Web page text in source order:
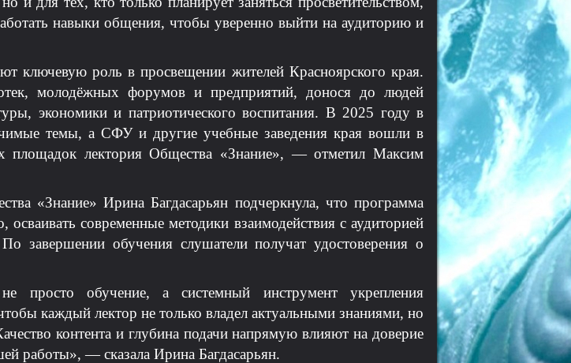
навыки общения, чтобы уверенно выйти на аудиторию и
ключевую роль в просвещении жителей Красноярского края.
молодёжных форумов и предприятий, донося до людей
экономики и патриотического воспитания. В 2025 году в
темы, а СФУ и другие учебные заведения края вошли в
площадок лектория Общества «Знание», — отметил Максим
«Знание» Ирина Багдасарьян подчеркнула, что программа
осваивать современные методики взаимодействия с аудиторией
завершении обучения слушатели получат удостоверения о
обучение, а системный инструмент укрепления
каждый лектор не только владел актуальными знаниями, но
контента и глубина подачи напрямую влияют на доверие
работы», — сказала Ирина Багдасарьян.